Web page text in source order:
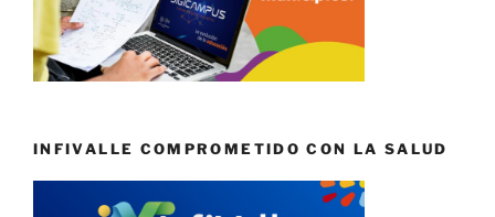
INFIVALLE COMPROMETIDO CON LA SALUD